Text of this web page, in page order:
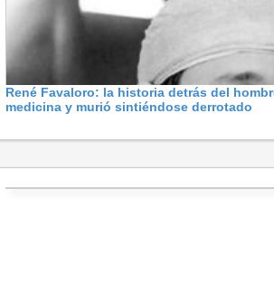
René Favaloro: la historia detrás del
medicina y murió sintiéndose derrotado